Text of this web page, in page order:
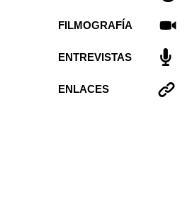
FILMOGRAFÍA
ENTREVISTAS
ENLACES